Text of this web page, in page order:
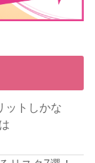
ットしかな